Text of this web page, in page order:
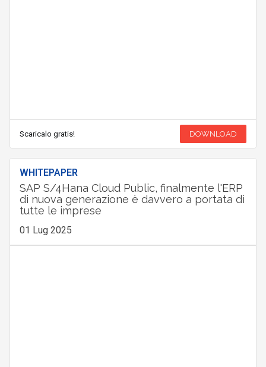
Scaricalo gratis! DOWNLOAD
WHITEPAPER
SAP S/4Hana Cloud Public, finalmente l'ERP
di nuova generazione è davvero a portata di
tutte le imprese
01 Lug 2025